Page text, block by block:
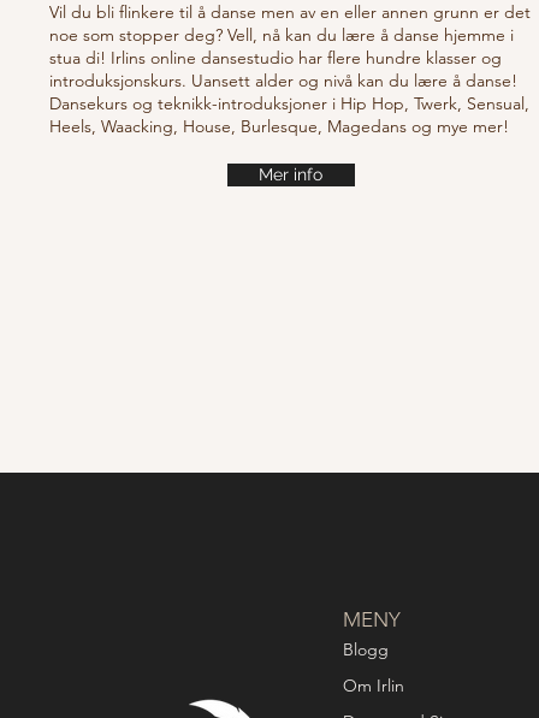
Vil du bli flinkere til å danse men av en eller annen grunn er det
noe som stopper deg? Vell, nå kan du lære å danse hjemme i
stua di! Irlins online dansestudio har flere hundre klasser og
introduksjonskurs. Uansett alder og nivå kan du lære å danse!
Dansekurs og teknikk-introduksjoner i Hip Hop, Twerk, Sensual,
Heels, Waacking, House, Burlesque, Magedans og mye mer!
Mer info
MENY
Blogg
Om Irlin